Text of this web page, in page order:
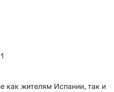
как жителям Испании, так и